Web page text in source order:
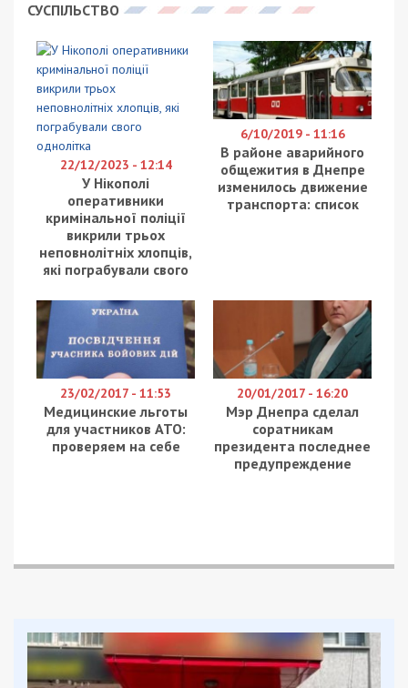
Российские оккупационные войска пытаются
продолжать стратегическую наступательную
операцию против Украины. Главные задачи
разгрома группировок Вооруженных Сил
Украины, окружения Киева, выхода на
административные границы Донецкой и
Луганской областей и установления контроля
над левобережной частью Украины не
выполнены. Частично врагом достигнута цель на
Донецком направлении. Противник остановлен в
направлении Николаева.
Враг продолжает нанесение ракетно-бомбовых
ударов по объектам военной и гражданской
по заявлениям России, оружия и неуправляемых
авиационных бомб.
С начала боевых действий противник нанес 291
ракетный удар, применено 459 ракет наземного,
морского и воздушного базирования, провел
1403 авиационных налета.
Основными наземными целями русских
святыни, густонаселенные жилые кварталы.
На Полесском направлении отдельные
подразделения оккупантов занимают оборону в